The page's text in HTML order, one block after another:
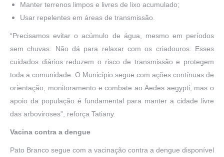
Manter terrenos limpos e livres de lixo acumulado;
Usar repelentes em áreas de transmissão.
“Precisamos evitar o acúmulo de água, mesmo em períodos
sem chuvas. Não dá para relaxar com os criadouros. Esses
cuidados diários reduzem o risco de transmissão e protegem
toda a comunidade. O Município segue com ações contínuas de
orientação, monitoramento e combate ao Aedes aegypti, mas o
apoio da população é fundamental para manter a cidade livre
das arboviroses”, reforça Tatiany.
Vacina contra a dengue
Pato Branco segue com a vacinação contra a dengue disponível